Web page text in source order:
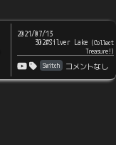
2021/07/13
302#Silver Lake (Collect
Treasure!)
Switch
コメントなし